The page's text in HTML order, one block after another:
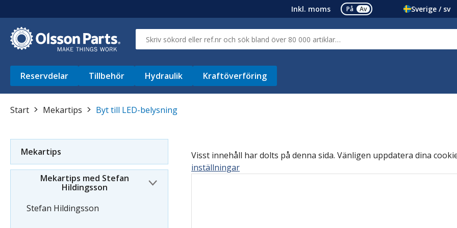
Inkl. moms På Av Sverige / sv
Reservdelar Tillbehör Hydraulik Kraftöverföring
Start Mekartips Byt till LED-belysning
Mekartips
Mekartips med Stefan
Hildingsson
Stefan Hildingsson
Visst innehåll har dolts på denna sida. Vänligen uppdatera dina
inställningar